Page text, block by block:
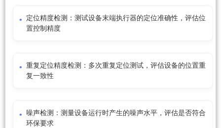
定位精度检测：测试设备末端执行器的定位准确性，评估位
置控制精度
重复定位精度检测：多次重复定位测试，评估设备的位置重
复一致性
噪声检测：测量设备运行时产生的噪声水平，评估是否符合
环保要求